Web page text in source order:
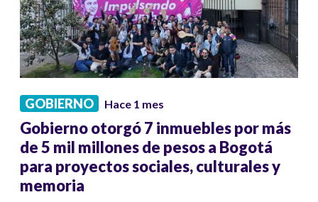
GOBIERNO Hace 1 mes
Gobierno otorgó 7 inmuebles por más
de 5 mil millones de pesos a Bogotá
para proyectos sociales, culturales y
memoria